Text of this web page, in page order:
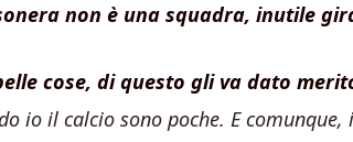
non è una squadra, inutile
cose, di questo gli va dato
io il calcio sono poche. E